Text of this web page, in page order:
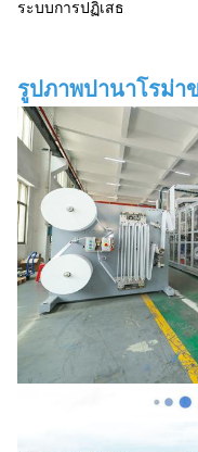
ระบบการปฏิเสธ
รูปภาพปานาโรม่า